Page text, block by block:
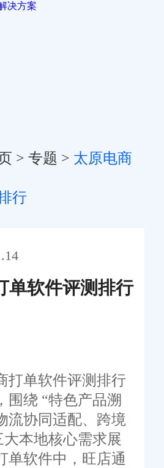
决方案
> 专题 > 太原电商
行
单软件评测排行
单软件评测排行
围绕 “特色产品溯
流协同适配、跨境
单软件中，旺店通